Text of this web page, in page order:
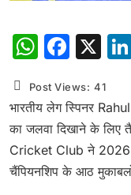
X
Post Views: 41
भारतीय लेग स्पिनर
का जलवा दिखाने के लिए
Cricket Club ने 2026
चैंपियनशिप के आठ